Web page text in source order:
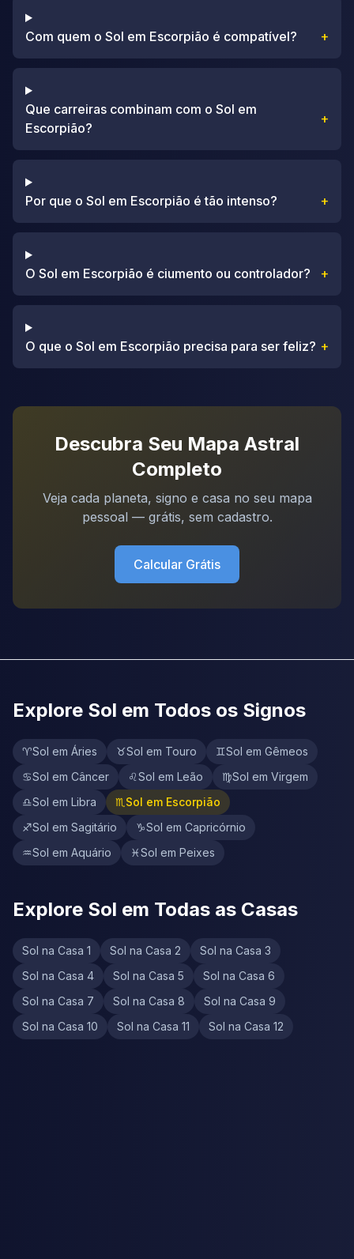
Com quem o Sol em Escorpião é compatível? +
Que carreiras combinam com o Sol em
Escorpião?
+
Por que o Sol em Escorpião é tão intenso? +
O Sol em Escorpião é ciumento ou controlador? +
O que o Sol em Escorpião precisa para ser feliz? +
Descubra Seu Mapa Astral
Completo
Veja cada planeta, signo e casa no seu mapa
pessoal — grátis, sem cadastro.
Calcular Grátis
Explore Sol em Todos os Signos
♈Sol em Áries ♉Sol em Touro ♊Sol em Gêmeos
♋Sol em Câncer ♌Sol em Leão ♍Sol em Virgem
♎Sol em Libra ♏ Sol em Escorpião
♐Sol em Sagitário ♑Sol em Capricórnio
♒Sol em Aquário ♓Sol em Peixes
Explore Sol em Todas as Casas
Sol na Casa 1 Sol na Casa 2
Sol na Casa 3
Sol na Casa 4
Sol na Casa 5
Sol na Casa 6
Sol na Casa 7
Sol na Casa 8
Sol na Casa 9
Sol na Casa 10
Sol na Casa 11 Sol na Casa 12